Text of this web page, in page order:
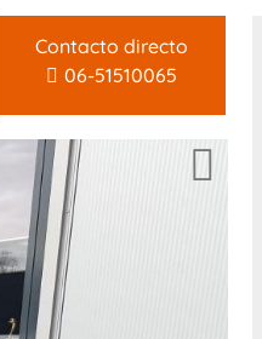
Contacto directo
06-51510065